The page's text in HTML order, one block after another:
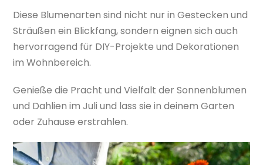
Diese Blumenarten sind nicht nur in Gestecken und
Sträußen ein Blickfang, sondern eignen sich auch
hervorragend für DIY-Projekte und Dekorationen
im Wohnbereich.
Genieße die Pracht und Vielfalt der Sonnenblumen
und Dahlien im Juli und lass sie in deinem Garten
oder Zuhause erstrahlen.